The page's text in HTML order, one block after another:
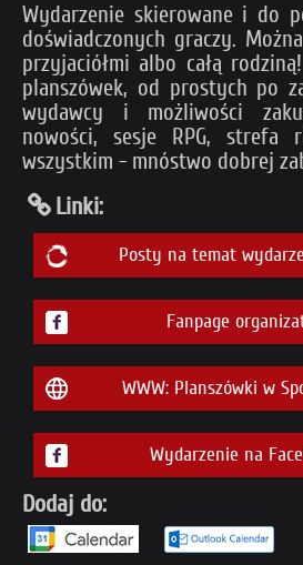
Wydarzenie skierowane i do
doświadczonych graczy.
przyjaciółmi albo całą
planszówek, od prostych po
wydawcy i możliwości
nowości, sesje RPG, strefa
wszystkim - mnóstwo dobrej
Linki:
Posty na temat
Fanpage
WWW: Planszówki w
Wydarzenie na
Dodaj do: